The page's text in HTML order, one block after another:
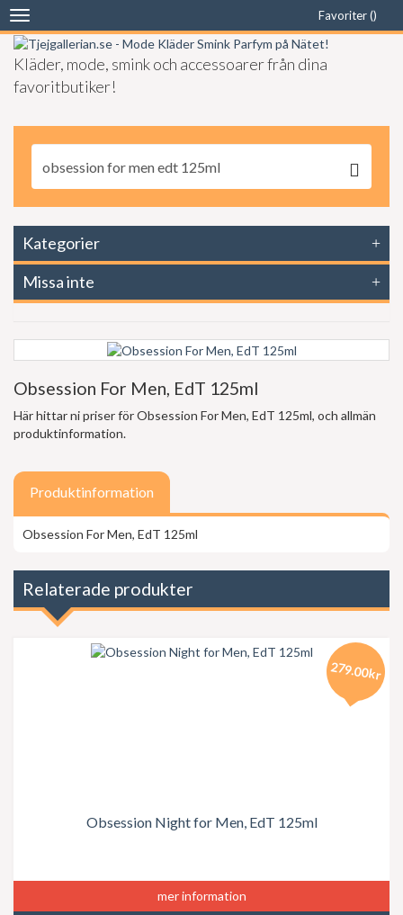
Favoriter ()
Kläder, mode, smink och accessoarer från dina
favoritbutiker!
Toggle
navigation
Kategorier
Missa inte
Obsession For Men, EdT 125ml
Här hittar ni priser för Obsession For Men, EdT 125ml, och allmän
produktinformation.
Produktinformation
Obsession For Men, EdT 125ml
Relaterade produkter
Obsession Night for Men, EdT 125ml
279.00kr
mer information